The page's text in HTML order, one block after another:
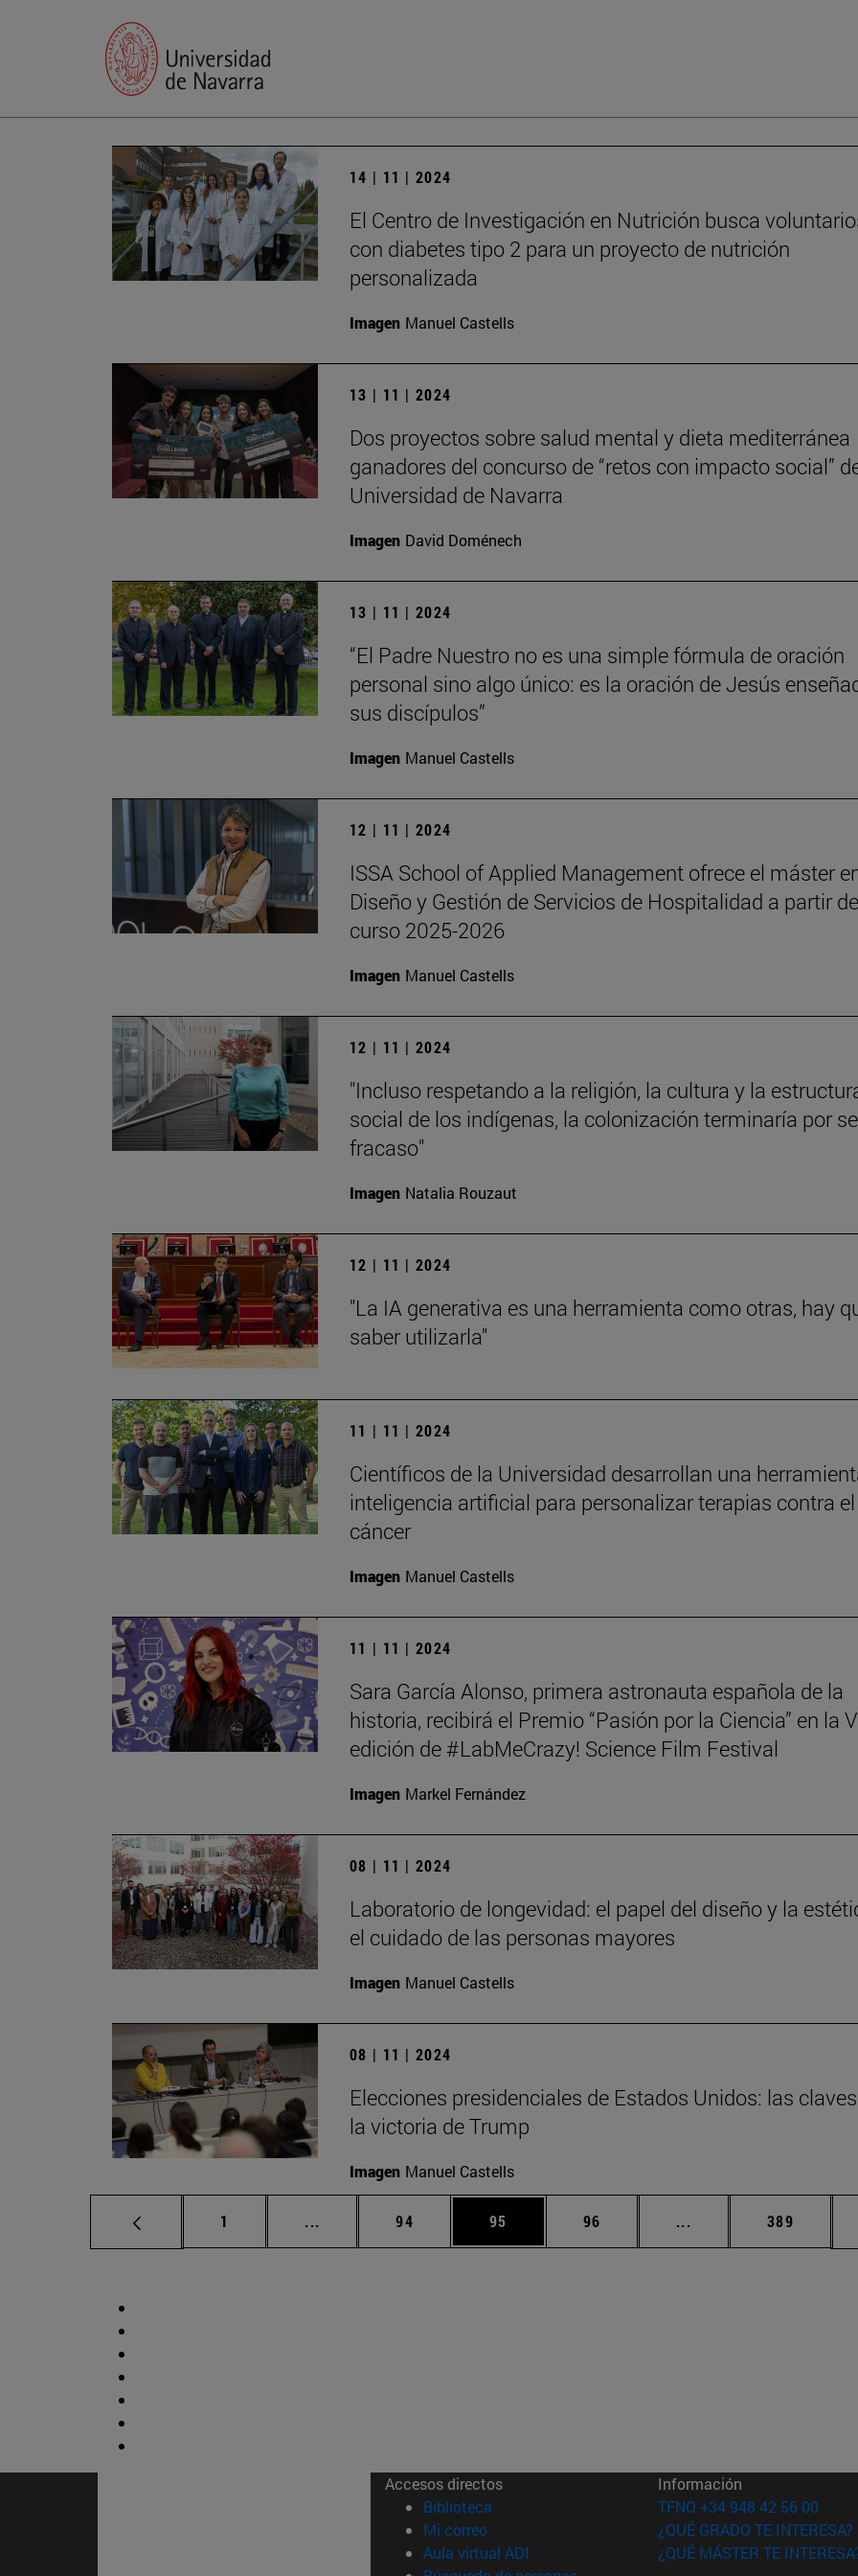
14 | 11 | 2024
El Centro de Investigación en Nutrición busca
con diabetes tipo 2 para un proyecto de nutrición
personalizada
Imagen Manuel Castells
13 | 11 | 2024
Dos proyectos sobre salud mental y dieta mediterránea
ganadores del concurso de “retos con impacto social”
Universidad de Navarra
Imagen David Doménech
13 | 11 | 2024
“El Padre Nuestro no es una simple fórmula de oración
personal sino algo único: es la oración de Jesús
sus discípulos”
Imagen Manuel Castells
12 | 11 | 2024
ISSA School of Applied Management ofrece el máster
Diseño y Gestión de Servicios de Hospitalidad a partir
curso 2025-2026
Imagen Manuel Castells
12 | 11 | 2024
"Incluso respetando a la religión, la cultura y la
social de los indígenas, la colonización terminaría por
fracaso"
Imagen Natalia Rouzaut
12 | 11 | 2024
"La IA generativa es una herramienta como otras, hay
saber utilizarla"
11 | 11 | 2024
Científicos de la Universidad desarrollan una
inteligencia artificial para personalizar terapias contra el
cáncer
Imagen Manuel Castells
11 | 11 | 2024
Sara García Alonso, primera astronauta española de la
historia, recibirá el Premio “Pasión por la Ciencia” en la
edición de #LabMeCrazy! Science Film Festival
Imagen Markel Fernández
08 | 11 | 2024
Laboratorio de longevidad: el papel del diseño y la
el cuidado de las personas mayores
Imagen Manuel Castells
08 | 11 | 2024
Elecciones presidenciales de Estados Unidos: las
la victoria de Trump
Imagen Manuel Castells
Página
1 ... Páginas intermedias Use TAB para desplazarse.
Página
94 Página
95 Página
96 ... Páginas intermedias
Página
389
Accesos directos
Biblioteca (abre en nueva ventana)
Mi correo(abre en nueva ventana)
Aula virtual ADI (abre en nueva ventana)
Información
TFNO +34 948 42 56 00
¿QUÉ GRADO TE INTERESA?
¿QUÉ MÁSTER TE